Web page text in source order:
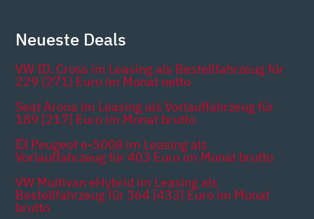
Neueste Deals
VW ID. Cross im Leasing als Bestellfahrzeug für
229 (271) Euro im Monat netto
Seat Arona im Leasing als Vorlauffahrzeug für
189 [217] Euro im Monat brutto
💥 Peugeot e-5008 im Leasing als
Vorlauffahrzeug für 403 Euro im Monat brutto
VW Multivan eHybrid im Leasing als
Bestellfahrzeug für 364 [433] Euro im Monat
brutto